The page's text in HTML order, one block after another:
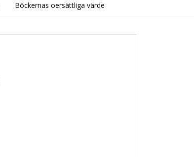
Böckernas oersättliga värde